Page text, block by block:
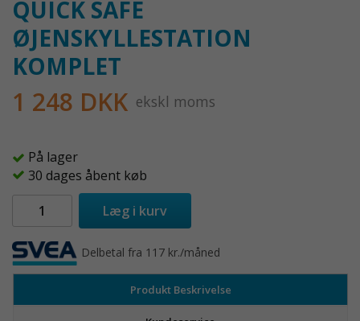
QUICK SAFE
ØJENSKYLLESTATION
KOMPLET
1 248 DKK ekskl moms
På lager
30 dages åbent køb
Læg i kurv
Delbetal fra 117 kr./måned
Produkt Beskrivelse